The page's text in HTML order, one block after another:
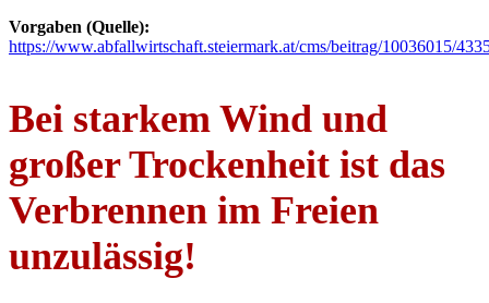
Vorgaben (Quelle):
https://www.abfallwirtschaft.steiermark.at/cms/beitrag/10036015/
Bei starkem Wind und
großer Trockenheit ist das
Verbrennen im Freien
unzulässig!